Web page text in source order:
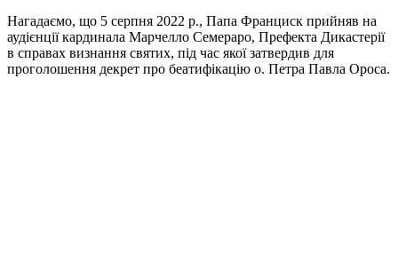
Нагадаємо, що 5 серпня 2022 р., Папа Франциск прийняв на
аудієнції кардинала Марчелло Семераро, Префекта Дикастерії
в справах визнання святих, під час якої затвердив для
проголошення декрет про беатифікацію о. Петра Павла Ороса.